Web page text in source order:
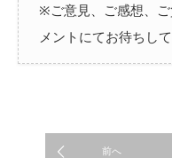
※ご意見、ご感想、ご
メントにてお待ちし
前へ
WORK